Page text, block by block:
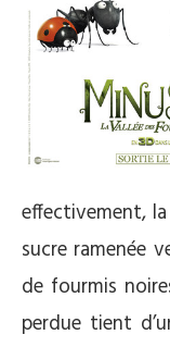
effectivement,
sucre ramenée
de fourmis
perdue tient